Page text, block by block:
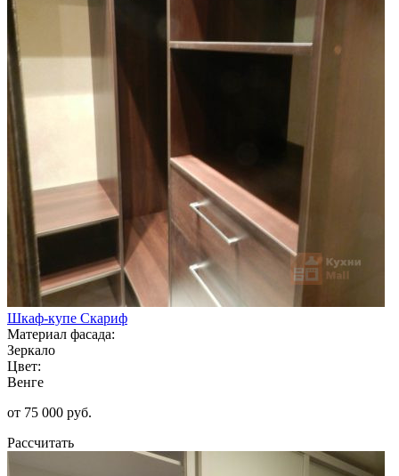
Шкаф-купе Скариф
Материал фасада:
Зеркало
Цвет:
Венге
от 75 000 руб.
Рассчитать